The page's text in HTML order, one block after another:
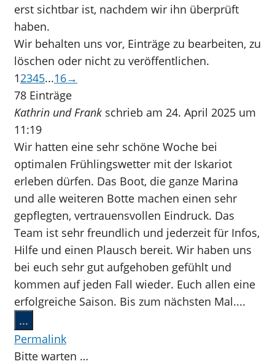
erst sichtbar ist, nachdem wir ihn überprüft
haben.
Wir behalten uns vor, Einträge zu bearbeiten, zu
löschen oder nicht zu veröffentlichen.
Navigation
der
Gästebuchliste
12345...16→
78 Einträge
Kathrin und Frank schrieb am 24. April 2025 um
11:19
Wir hatten eine sehr schöne Woche bei
optimalen Frühlingswetter mit der Iskariot
erleben dürfen. Das Boot, die ganze Marina
und alle weiteren Botte machen einen sehr
gepflegten, vertrauensvollen Eindruck. Das
Team ist sehr freundlich und jederzeit für Infos,
Hilfe und einen Plausch bereit. Wir haben uns
bei euch sehr gut aufgehoben gefühlt und
kommen auf jeden Fall wieder. Euch allen eine
erfolgreiche Saison. Bis zum nächsten Mal....
...
Metabox
ein-/ausblenden.
Permalink
Bitte warten …